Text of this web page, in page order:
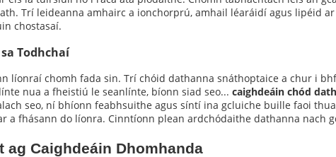
Trí leideanna amhairc a ionchorprú, amhail léaráidí agus lipéid
chostasaí.
Todhchaí
líonraí chomh fada sin. Trí chóid dathanna snáthoptaice a chur i
nua a fheistiú le seanlínte, bíonn siad seo... caighdeáin chód
seo, ní bhíonn feabhsuithe agus síntí ina gcluiche buille faoi
a fhásann do líonra. Cinntíonn plean ardchódaithe dathanna nach
ag Caighdeáin Dhomhanda